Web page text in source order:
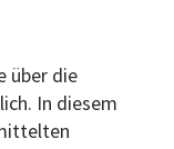
über die
In diesem